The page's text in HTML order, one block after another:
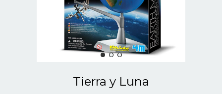
Tierra y Luna